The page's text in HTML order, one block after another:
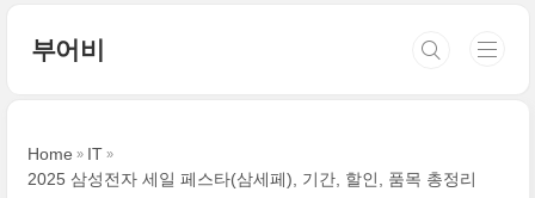
부어비
Home
IT
2025 삼성전자 세일 페스타(삼세페), 기간, 할인, 품목 총정리